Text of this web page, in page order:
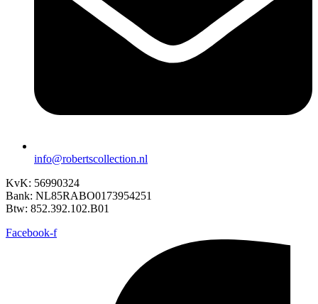
info@robertscollection.nl
KvK: 56990324
Bank: NL85RABO0173954251
Btw: 852.392.102.B01
Facebook-f